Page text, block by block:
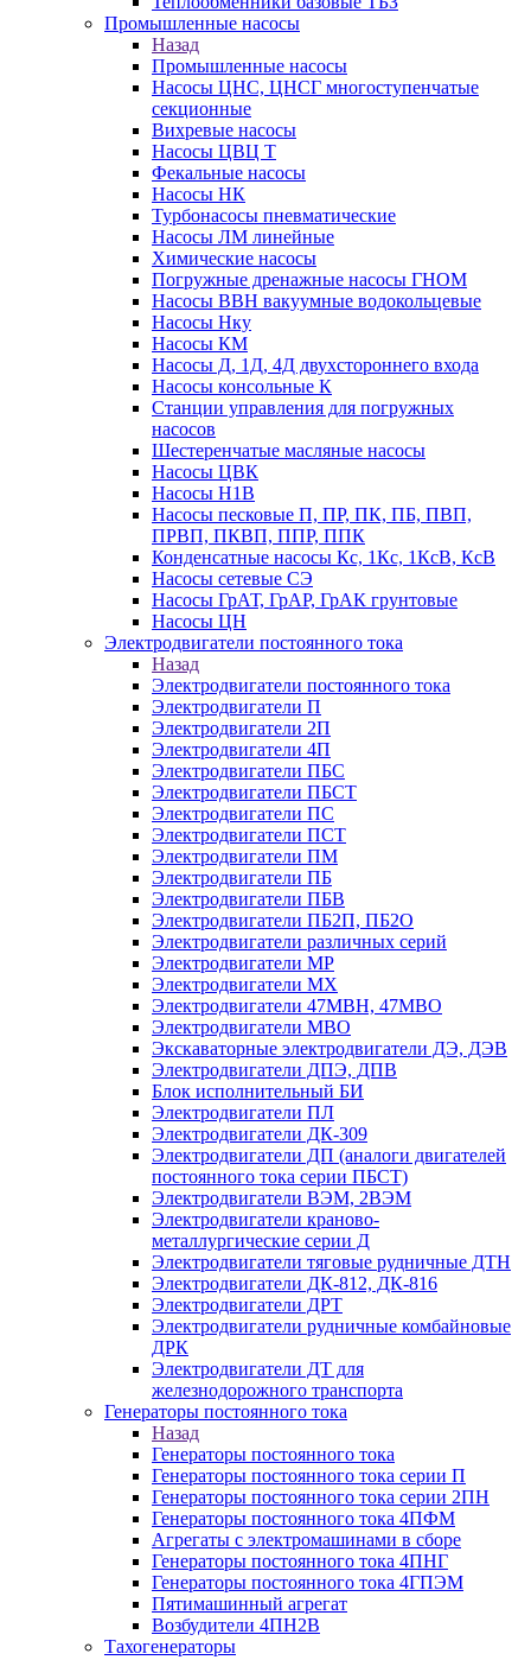
Промышленные насосы
Назад
Промышленные насосы
Насосы ЦНС, ЦНСГ многоступенчатые
секционные
Вихревые насосы
Насосы ЦВЦ Т
Фекальные насосы
Насосы НК
Турбонасосы пневматические
Насосы ЛМ линейные
Химические насосы
Погружные дренажные насосы ГНОМ
Насосы ВВН вакуумные водокольцевые
Насосы Нку
Насосы КМ
Насосы Д, 1Д, 4Д двухстороннего входа
Насосы консольные К
Станции управления для погружных
насосов
Шестеренчатые масляные насосы
Насосы ЦВК
Насосы Н1В
Насосы песковые П, ПР, ПК, ПБ, ПВП,
ПРВП, ПКВП, ППР, ППК
Конденсатные насосы Кс, 1Кс, 1КсВ, КсВ
Насосы сетевые СЭ
Насосы ГрАТ, ГрАР, ГрАК грунтовые
Насосы ЦН
Электродвигатели постоянного тока
Назад
Электродвигатели постоянного тока
Электродвигатели П
Электродвигатели 2П
Электродвигатели 4П
Электродвигатели ПБС
Электродвигатели ПБСТ
Электродвигатели ПС
Электродвигатели ПСТ
Электродвигатели ПМ
Электродвигатели ПБ
Электродвигатели ПБВ
Электродвигатели ПБ2П, ПБ2О
Электродвигатели различных серий
Электродвигатели МР
Электродвигатели MX
Электродвигатели 47MBH, 47МВО
Электродвигатели MBO
Экскаваторные электродвигатели ДЭ, ДЭВ
Электродвигатели ДПЭ, ДПВ
Блок исполнительный БИ
Электродвигатели ПЛ
Электродвигатели ДК-309
Электродвигатели ДП (аналоги двигателей
постоянного тока серии ПБСТ)
Электродвигатели ВЭМ, 2ВЭМ
Электродвигатели краново-
металлургические серии Д
Электродвигатели тяговые рудничные ДТН
Электродвигатели ДК-812, ДК-816
Электродвигатели ДРТ
Электродвигатели рудничные комбайновые
ДРК
Электродвигатели ДТ для
железнодорожного транспорта
Генераторы постоянного тока
Назад
Генераторы постоянного тока
Генераторы постоянного тока серии П
Генераторы постоянного тока серии 2ПН
Генераторы постоянного тока 4ПФМ
Агрегаты с электромашинами в сборе
Генераторы постоянного тока 4ПНГ
Генераторы постоянного тока 4ГПЭМ
Пятимашинный агрегат
Возбудители 4ПН2В
Тахогенераторы